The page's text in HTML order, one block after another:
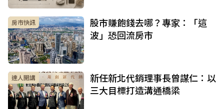
房市快訊
股市賺飽錢去哪？專家：「這
波」恐回流房市
達人開講
新任新北代銷理事長曾謀仁：以
三大目標打造溝通橋梁